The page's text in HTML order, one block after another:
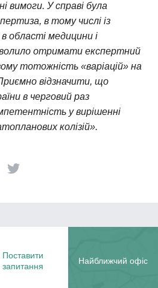
вимоги. У справі була
в тому числі із
області медицини і
отримати експертний
тотожність «варіацій» на
відзначити, що
в черговий раз
у вирішенні
колізій».
Поставити
запитання
Найближчий офіс